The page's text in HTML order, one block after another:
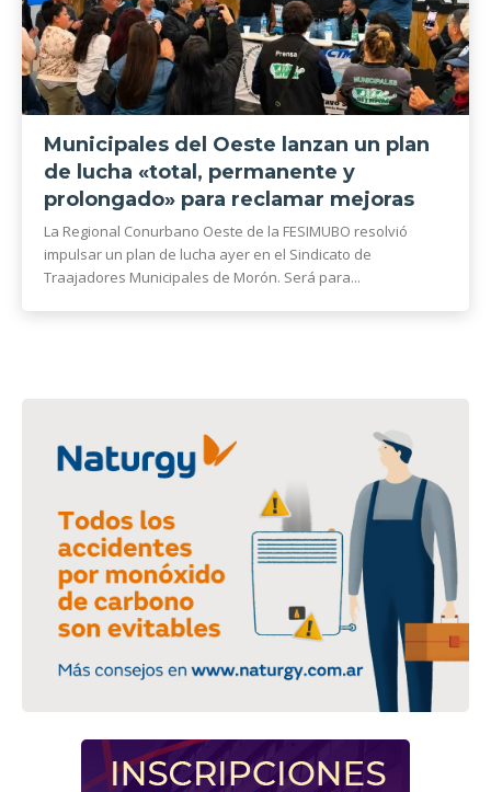
Municipales del Oeste lanzan un plan
de lucha «total, permanente y
prolongado» para reclamar mejoras
La Regional Conurbano Oeste de la FESIMUBO resolvió
impulsar un plan de lucha ayer en el Sindicato de
Traajadores Municipales de Morón. Será para...